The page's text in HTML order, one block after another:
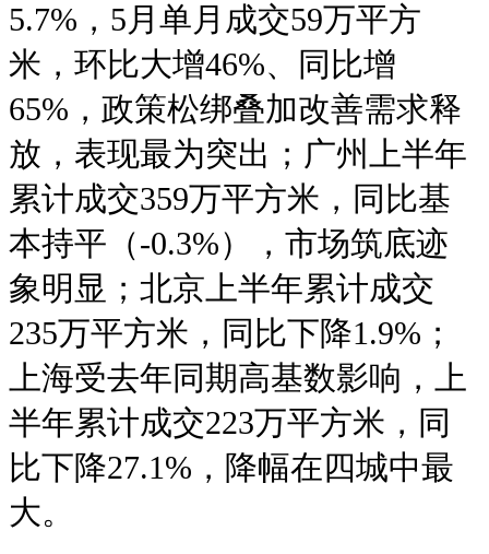
5.7%，5月单月成交59万平方
米，环比大增46%、同比增
65%，政策松绑叠加改善需求释
放，表现最为突出；广州上半年
累计成交359万平方米，同比基
本持平（-0.3%），市场筑底迹
象明显；北京上半年累计成交
235万平方米，同比下降1.9%；
上海受去年同期高基数影响，上
半年累计成交223万平方米，同
比下降27.1%，降幅在四城中最
大。